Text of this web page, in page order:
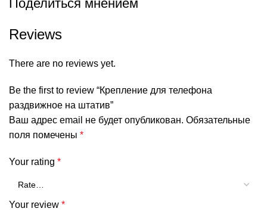
Поделиться мнением
Reviews
There are no reviews yet.
Be the first to review “Крепление для телефона
раздвижное на штатив”
Ваш адрес email не будет опубликован. Обязательные
поля помечены *
Your rating *
Your review *